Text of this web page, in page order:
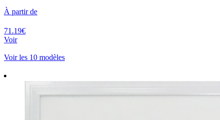
À partir de
71.19€
Voir
Voir les 10 modèles